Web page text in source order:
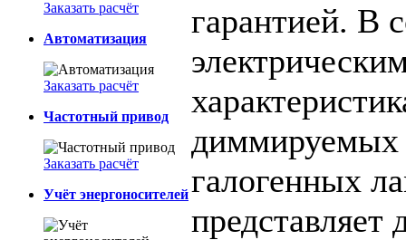
Заказать расчёт
Автоматизация
Заказать расчёт
Частотный привод
Заказать расчёт
Учёт энергоносителей
гарантией. В
галогенных
представляет